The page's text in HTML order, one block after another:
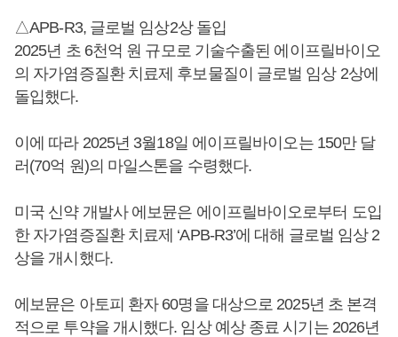
△APB-R3, 글로벌 임상2상 돌입
2025년 초 6천억 원 규모로 기술수출된 에이프릴바이오
의 자가염증질환 치료제 후보물질이 글로벌 임상 2상에
돌입했다.
이에 따라 2025년 3월18일 에이프릴바이오는 150만 달
러(70억 원)의 마일스톤을 수령했다.
미국 신약 개발사 에보뮨은 에이프릴바이오로부터 도입
한 자가염증질환 치료제 ‘APB-R3’에 대해 글로벌 임상 2
상을 개시했다.
에보뮨은 아토피 환자 60명을 대상으로 2025년 초 본격
적으로 투약을 개시했다. 임상 예상 종료 시기는 2026년